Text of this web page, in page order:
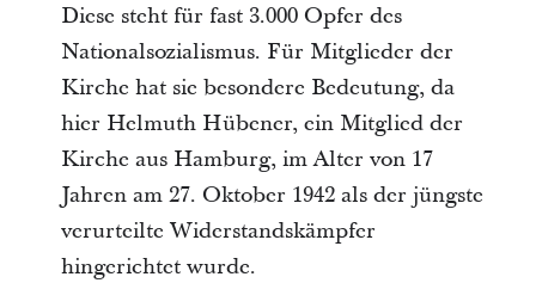
Diese steht für fast 3.000 Opfer des
Nationalsozialismus. Für Mitglieder der
Kirche hat sie besondere Bedeutung, da
hier Helmuth Hübener, ein Mitglied der
Kirche aus Hamburg, im Alter von 17
Jahren am 27. Oktober 1942 als der jüngste
verurteilte Widerstandskämpfer
hingerichtet wurde.